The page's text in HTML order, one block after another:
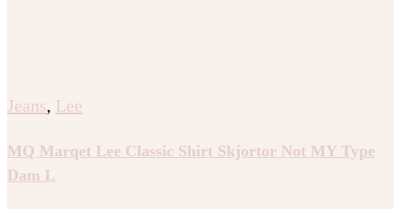
Jeans, Lee
MQ Marqet Lee Classic Shirt Skjortor Not MY Type
Dam L